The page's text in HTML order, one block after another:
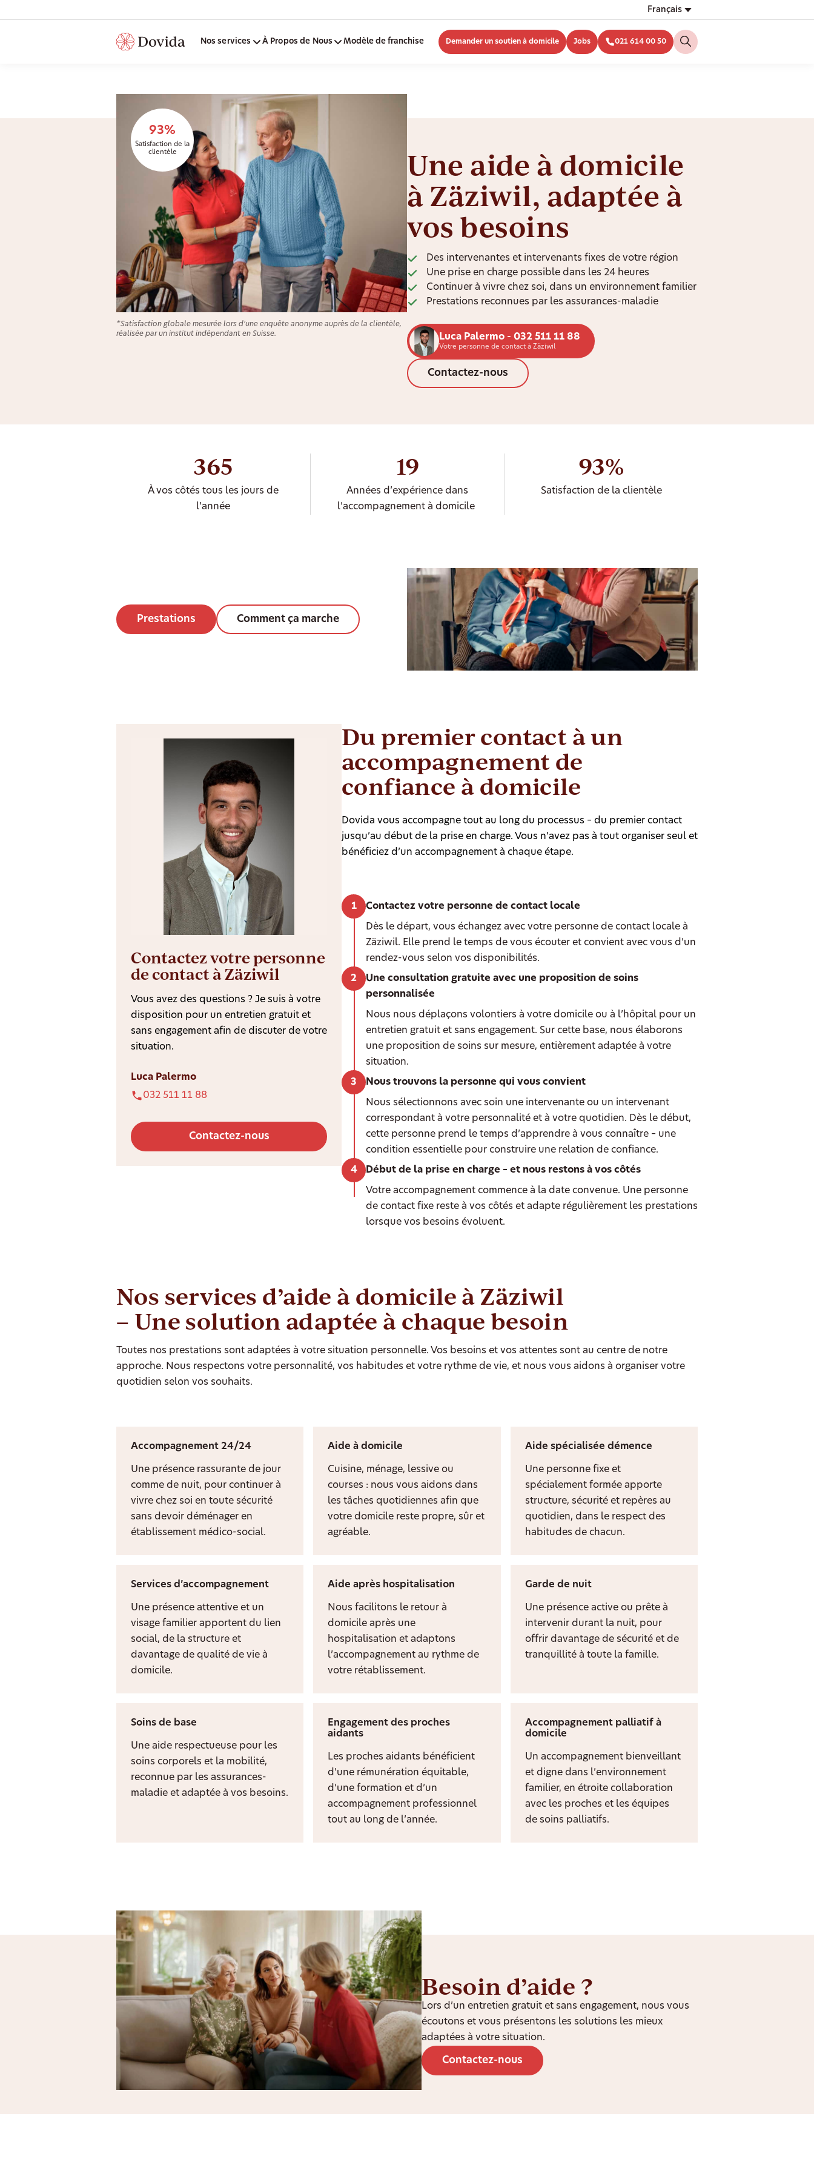
Français
Nos services À Propos de Nous Modèle de franchise Demander un soutien à domicile Jobs 021 614 00 50
93%
Satisfaction de la
clientèle
*Satisfaction globale mesurée lors d’une enquête anonyme auprès de la clientèle,
réalisée par un institut indépendant en Suisse.
Une aide à domicile
à Zäziwil, adaptée à
vos besoins
Des intervenantes et intervenants fixes de votre région
Une prise en charge possible dans les 24 heures
Continuer à vivre chez soi, dans un environnement familier
Prestations reconnues par les assurances-maladie
Luca Palermo - 032 511 11 88
Votre personne de contact à Zäziwil
Contactez-nous
365
À vos côtés tous les jours de
l’année
19
Années d’expérience dans
l’accompagnement à domicile
93%
Satisfaction de la clientèle
Prestations Comment ça marche
Contactez votre personne
de contact à Zäziwil
Vous avez des questions ? Je suis à votre
disposition pour un entretien gratuit et
sans engagement afin de discuter de votre
situation.
Luca Palermo
032 511 11 88
Contactez-nous
Du premier contact à un
accompagnement de
confiance à domicile
Dovida vous accompagne tout au long du processus – du premier contact
jusqu’au début de la prise en charge. Vous n’avez pas à tout organiser seul et
bénéficiez d’un accompagnement à chaque étape.
Contactez votre personne de contact locale
Dès le départ, vous échangez avec votre personne de contact locale à
Zäziwil. Elle prend le temps de vous écouter et convient avec vous d’un
rendez-vous selon vos disponibilités.
Une consultation gratuite avec une proposition de soins
personnalisée
Nous nous déplaçons volontiers à votre domicile ou à l’hôpital pour un
entretien gratuit et sans engagement. Sur cette base, nous élaborons
une proposition de soins sur mesure, entièrement adaptée à votre
situation.
Nous trouvons la personne qui vous convient
Nous sélectionnons avec soin une intervenante ou un intervenant
correspondant à votre personnalité et à votre quotidien. Dès le début,
cette personne prend le temps d’apprendre à vous connaître – une
condition essentielle pour construire une relation de confiance.
Début de la prise en charge – et nous restons à vos côtés
Votre accompagnement commence à la date convenue. Une personne
de contact fixe reste à vos côtés et adapte régulièrement les prestations
lorsque vos besoins évoluent.
Nos services d’aide à domicile à Zäziwil
– Une solution adaptée à chaque besoin
Toutes nos prestations sont adaptées à votre situation personnelle. Vos besoins et vos attentes sont au centre de notre
approche. Nous respectons votre personnalité, vos habitudes et votre rythme de vie, et nous vous aidons à organiser votre
quotidien selon vos souhaits.
Accompagnement 24/24
Une présence rassurante de jour
comme de nuit, pour continuer à
vivre chez soi en toute sécurité
sans devoir déménager en
établissement médico-social.
Aide à domicile
Cuisine, ménage, lessive ou
courses : nous vous aidons dans
les tâches quotidiennes afin que
votre domicile reste propre, sûr et
agréable.
Aide spécialisée démence
Une personne fixe et
spécialement formée apporte
structure, sécurité et repères au
quotidien, dans le respect des
habitudes de chacun.
Services d’accompagnement
Une présence attentive et un
visage familier apportent du lien
social, de la structure et
davantage de qualité de vie à
domicile.
Aide après hospitalisation
Nous facilitons le retour à
domicile après une
hospitalisation et adaptons
l’accompagnement au rythme de
votre rétablissement.
Garde de nuit
Une présence active ou prête à
intervenir durant la nuit, pour
offrir davantage de sécurité et de
tranquillité à toute la famille.
Soins de base
Une aide respectueuse pour les
soins corporels et la mobilité,
reconnue par les assurances-
maladie et adaptée à vos besoins.
Engagement des proches
aidants
Les proches aidants bénéficient
d’une rémunération équitable,
d’une formation et d’un
accompagnement professionnel
tout au long de l’année.
Accompagnement palliatif à
domicile
Un accompagnement bienveillant
et digne dans l’environnement
familier, en étroite collaboration
avec les proches et les équipes
de soins palliatifs.
Besoin d’aide ?
Lors d’un entretien gratuit et sans engagement, nous vous
écoutons et vous présentons les solutions les mieux
adaptées à votre situation.
Contactez-nous